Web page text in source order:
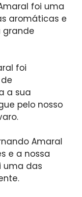
foi uma
aromáticas e
grande
foi
a sua
pelo nosso
Amaral
e a nossa
uma das